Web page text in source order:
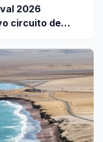
2026
circuito de